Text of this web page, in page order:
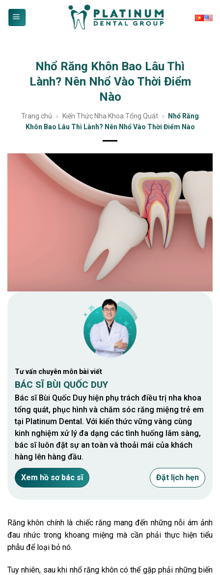
Nhổ Răng Khôn Bao Lâu Thì
Lành? Nên Nhổ Vào Thời Điểm
Nào
Trang chủ » Kiến Thức Nha Khoa Tổng Quát »
Nhổ Răng
Khôn Bao Lâu Thì Lành? Nên Nhổ Vào Thời Điểm Nào
Tư vấn chuyên môn bài viết
BÁC SĨ BÙI QUỐC DUY
Bác sĩ Bùi Quốc Duy hiện phụ trách điều trị nha khoa
tổng quát, phục hình và chăm sóc răng miệng trẻ em
tại Platinum Dental. Với kiến thức vững vàng cùng
kinh nghiệm xử lý đa dạng các tình huống lâm sàng,
bác sĩ luôn đặt sự an toàn và thoải mái của khách
hàng lên hàng đầu.
Xem hồ sơ bác sĩ Đặt lịch hẹn
Răng khôn chính là chiếc răng mang đến những nỗi ám ảnh
đau nhức trong khoang miệng mà cần phải thực hiện tiểu
phẫu để loại bỏ nó.
Tuy nhiên, sau khi nhổ răng khôn có thể gặp phải những biến